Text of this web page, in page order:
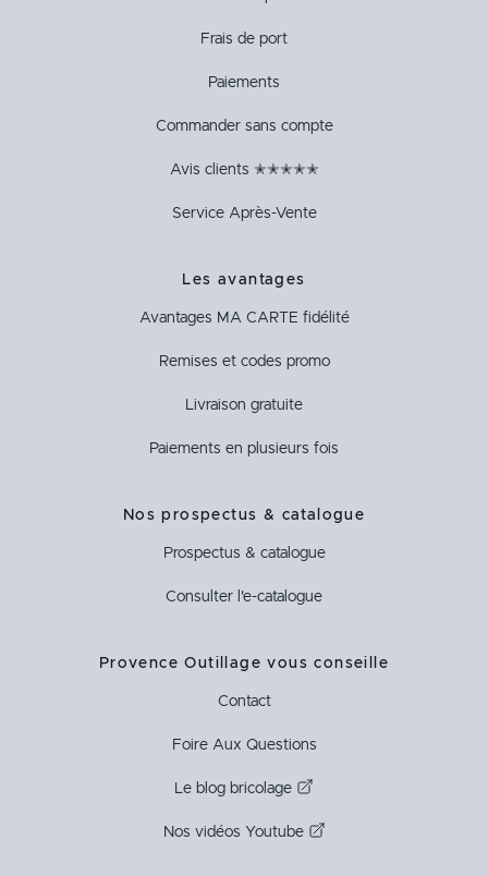
Frais de port
Paiements
Commander sans compte
Avis clients ✭✭✭✭✭
Service Après-Vente
Les avantages
Avantages MA CARTE fidélité
Remises et codes promo
Livraison gratuite
Paiements en plusieurs fois
Nos prospectus & catalogue
Prospectus & catalogue
Consulter l'e-catalogue
Provence Outillage vous conseille
Contact
Foire Aux Questions
Le blog bricolage
Nos vidéos Youtube